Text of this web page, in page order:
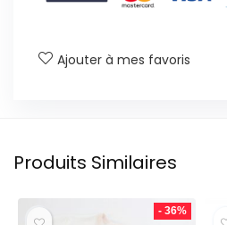
Ajouter à mes favoris
Produits Similaires
- 36%